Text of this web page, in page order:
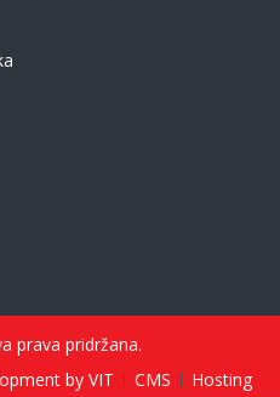
prava pridržana.
by VIT
CMS Hosting